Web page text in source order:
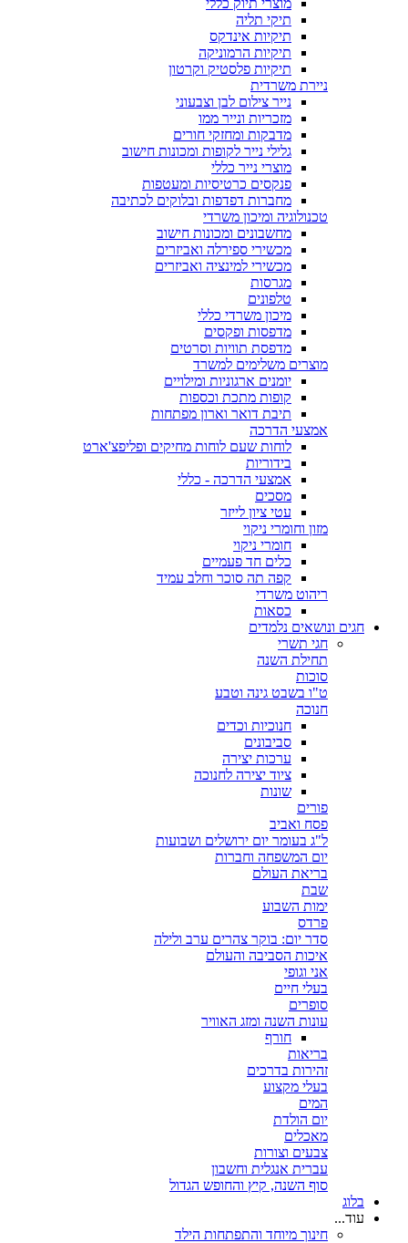
מוצרי תיוק כללי
תיקי תליה
תיקיות אינדקס
תיקיות הרמוניקה
תיקיות פלסטיק וקרטון
ניירת משרדית
נייר צילום לבן וצבעוני
מזכריות ונייר ממו
מדבקות ומחזקי חורים
גלילי נייר לקופות ומכונות חישוב
מוצרי נייר כללי
פנקסים כרטיסיות ומעטפות
מחברות דפדפות ובלוקים לכתיבה
טכנולוגיה ומיכון משרדי
מחשבונים ומכונות חישוב
מכשירי ספירלה ואביזרים
מכשירי למינציה ואביזרים
מגרסות
טלפונים
מיכון משרדי כללי
מדפסות ופקסים
מדפסת תוויות וסרטים
מוצרים משלימים למשרד
יומנים ארגוניות ומילויים
קופות מתכת וכספות
תיבת דואר וארון מפתחות
אמצעי הדרכה
לוחות שעם לוחות מחיקים ופליפצ'ארט
בידוריות
אמצעי הדרכה - כללי
מסכים
עטי ציון לייזר
מזון וחומרי ניקוי
חומרי ניקוי
כלים חד פעמיים
קפה תה סוכר וחלב עמיד
ריהוט משרדי
כסאות
חגים ונושאים נלמדים
חגי תשרי
תחילת השנה
סוכות
ט"ו בשבט גינה וטבע
חנוכה
חנוכיות וכדים
סביבונים
ערכות יצירה
ציוד יצירה לחנוכה
שונות
פורים
פסח ואביב
ל"ג בעומר יום ירושלים ושבועות
יום המשפחה וחברות
בריאת העולם
שבת
ימות השבוע
פרדס
סדר יום: בוקר צהרים ערב ולילה
איכות הסביבה והעולם
אני וגופי
בעלי חיים
סופרים
עונות השנה ומזג האוויר
חורף
בריאות
זהירות בדרכים
בעלי מקצוע
המים
יום הולדת
מאכלים
צבעים וצורות
עברית אנגלית וחשבון
סוף השנה, קיץ והחופש הגדול
בלוג
עוד...
חינוך מיוחד והתפתחות הילד